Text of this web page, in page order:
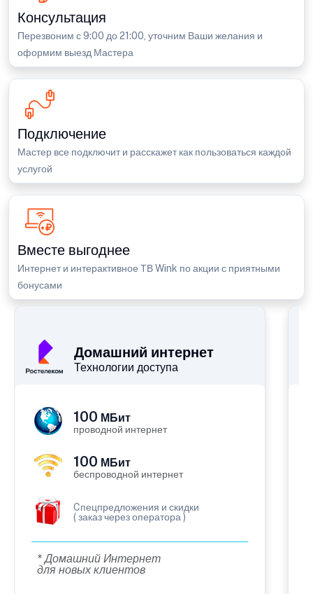
Консультация
Перезвоним с 9:00 до 21:00, уточним Ваши желания и
оформим выезд Мастера
Подключение
Мастер все подключит и расскажет как пользоваться каждой
услугой
Вместе выгоднее
Интернет и интерактивное ТВ Wink по акции с приятными
бонусами
Домашний интернет
Технологии доступа
100 МБит
проводной интернет
100 МБит
беспроводной интернет
Cпецпредложения и скидки
( заказ через оператора )
* Домашний Интернет
для новых клиентов